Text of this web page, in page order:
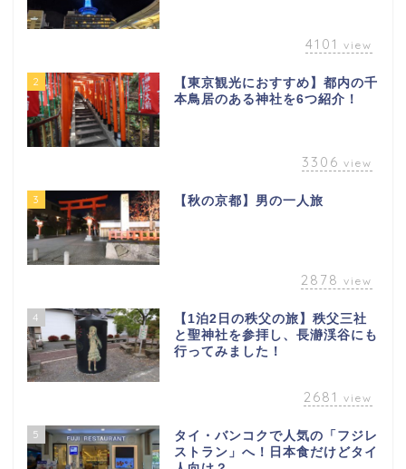
4101 view
2
【東京観光におすすめ】都内の千
本鳥居のある神社を6つ紹介！
3306 view
3 【秋の京都】男の一人旅
2878 view
4
【1泊2日の秩父の旅】秩父三社
と聖神社を参拝し、長瀞渓谷にも
行ってみました！
2681 view
5
タイ・バンコクで人気の「フジレ
ストラン」へ！日本食だけどタイ